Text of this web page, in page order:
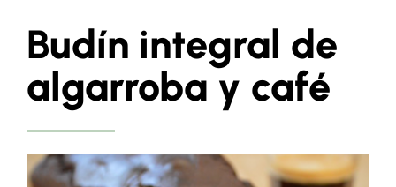
Budín integral de
algarroba y café